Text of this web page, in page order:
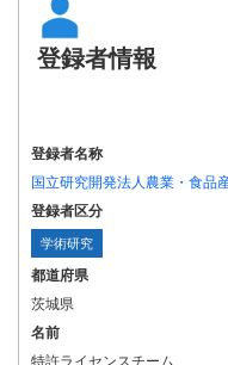
登録者情報
登録者名称
国立研究開発法人農業・食品
登録者区分
学術研究
都道府県
茨城県
名前
特許ライセンスチーム